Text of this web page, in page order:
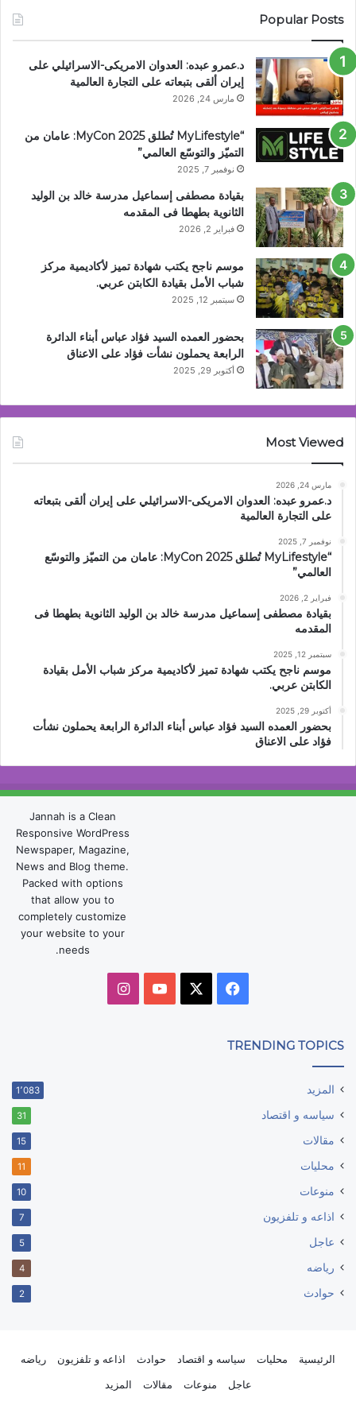
Popular Posts
د.عمرو عبده: العدوان الامريكى-الاسرائيلي على
إيران ألقى بتبعاته على التجارة العالمية
مارس 24, 2026
“MyLifestyle تُطلق MyCon 2025: عامان من
التميّز والتوسّع العالمي”
نوفمبر 7, 2025
بقيادة مصطفى إسماعيل مدرسة خالد بن الوليد
الثانوية بطهطا فى المقدمه
فبراير 2, 2026
موسم ناجح يكتب شهادة تميز لأكاديمية مركز
شباب الأمل بقيادة الكابتن عربي.
سبتمبر 12, 2025
بحضور العمده السيد فؤاد عباس أبناء الدائرة
الرابعة يحملون نشأت فؤاد على الاعناق
أكتوبر 29, 2025
Most Viewed
مارس 24, 2026
د.عمرو عبده: العدوان الامريكى-الاسرائيلي على إيران ألقى بتبعاته
على التجارة العالمية
نوفمبر 7, 2025
“MyLifestyle تُطلق MyCon 2025: عامان من التميّز والتوسّع
العالمي”
فبراير 2, 2026
بقيادة مصطفى إسماعيل مدرسة خالد بن الوليد الثانوية بطهطا فى
المقدمه
سبتمبر 12, 2025
موسم ناجح يكتب شهادة تميز لأكاديمية مركز شباب الأمل بقيادة
الكابتن عربي.
أكتوبر 29, 2025
بحضور العمده السيد فؤاد عباس أبناء الدائرة الرابعة يحملون نشأت
فؤاد على الاعناق
Jannah is a Clean
Responsive WordPress
Newspaper, Magazine,
News and Blog theme.
Packed with options
that allow you to
completely customize
your website to your
needs.
فيسبوك ‫YouTubeانستقرام
TRENDING TOPICS
المزيد 1٬083
سياسه و اقتصاد 31
مقالات 15
محليات 11
منوعات 10
اذاعه و تلفزيون 7
عاجل 5
رياضه 4
حوادث 2
الرئيسية محليات سياسه و اقتصاد حوادث اذاعه و تلفزيون
رياضه
عاجل
منوعات مقالات المزيد